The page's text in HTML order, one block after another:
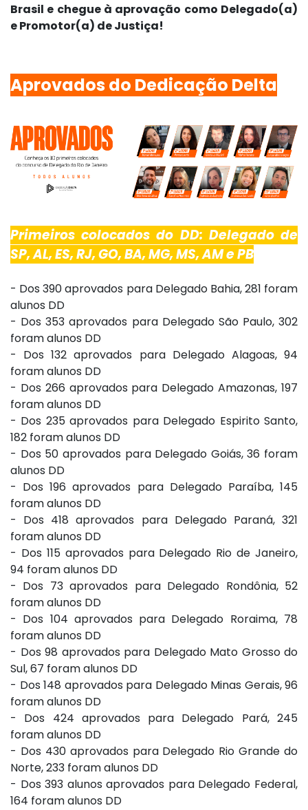
Brasil e chegue à aprovação como Delegado(a)
e Promotor(a) de Justiça!
Aprovados do Dedicação Delta
Primeiros colocados do DD: Delegado de
SP, AL, ES, RJ, GO, BA, MG, MS, AM e PB
- Dos 390 aprovados para Delegado Bahia, 281 foram
alunos DD
- Dos 353 aprovados para Delegado São Paulo, 302
foram alunos DD
- Dos 132 aprovados para Delegado Alagoas, 94
foram alunos DD
- Dos 266 aprovados para Delegado Amazonas, 197
foram alunos DD
- Dos 235 aprovados para Delegado Espirito Santo,
182 foram alunos DD
- Dos 50 aprovados para Delegado Goiás, 36 foram
alunos DD
- Dos 196 aprovados para Delegado Paraíba, 145
foram alunos DD
- Dos 418 aprovados para Delegado Paraná, 321
foram alunos DD
- Dos 115 aprovados para Delegado Rio de Janeiro,
94 foram alunos DD
- Dos 73 aprovados para Delegado Rondônia, 52
foram alunos DD
- Dos 104 aprovados para Delegado Roraima, 78
foram alunos DD
- Dos 98 aprovados para Delegado Mato Grosso do
Sul, 67 foram alunos DD
- Dos 148 aprovados para Delegado Minas Gerais, 96
foram alunos DD
- Dos 424 aprovados para Delegado Pará, 245
foram alunos DD
- Dos 430 aprovados para Delegado Rio Grande do
Norte, 233 foram alunos DD
- Dos 393 alunos aprovados para Delegado Federal,
164 foram alunos DD